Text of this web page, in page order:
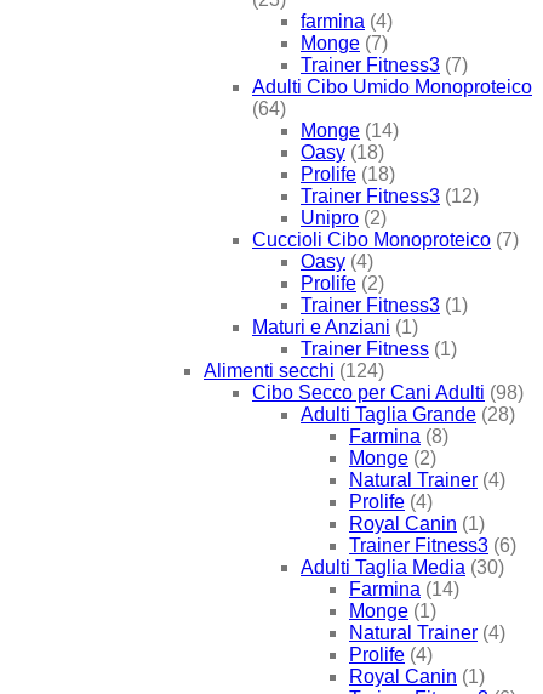
farmina (4)
Monge (7)
Trainer Fitness3 (7)
Adulti Cibo Umido Monoproteico
(64)
Monge (14)
Oasy (18)
Prolife (18)
Trainer Fitness3 (12)
Unipro (2)
Cuccioli Cibo Monoproteico (7)
Oasy (4)
Prolife (2)
Trainer Fitness3 (1)
Maturi e Anziani (1)
Trainer Fitness (1)
Alimenti secchi (124)
Cibo Secco per Cani Adulti (98)
Adulti Taglia Grande (28)
Farmina (8)
Monge (2)
Natural Trainer (4)
Prolife (4)
Royal Canin (1)
Trainer Fitness3 (6)
Adulti Taglia Media (30)
Farmina (14)
Monge (1)
Natural Trainer (4)
Prolife (4)
Royal Canin (1)